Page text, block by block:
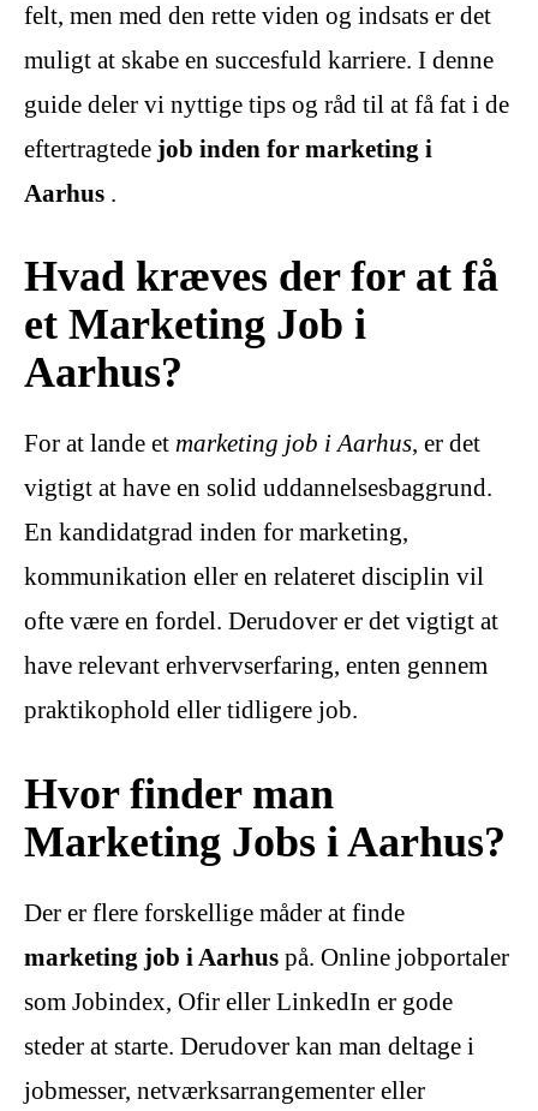
felt, men med den rette viden og indsats er det
muligt at skabe en succesfuld karriere. I denne
guide deler vi nyttige tips og råd til at få fat i de
eftertragtede job inden for marketing i
Aarhus .
Hvad kræves der for at få
et Marketing Job i
Aarhus?
For at lande et marketing job i Aarhus, er det
vigtigt at have en solid uddannelsesbaggrund.
En kandidatgrad inden for marketing,
kommunikation eller en relateret disciplin vil
ofte være en fordel. Derudover er det vigtigt at
have relevant erhvervserfaring, enten gennem
praktikophold eller tidligere job.
Hvor finder man
Marketing Jobs i Aarhus?
Der er flere forskellige måder at finde
marketing job i Aarhus på. Online jobportaler
som Jobindex, Ofir eller LinkedIn er gode
steder at starte. Derudover kan man deltage i
jobmesser, netværksarrangementer eller